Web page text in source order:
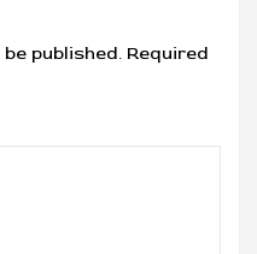
published. Required